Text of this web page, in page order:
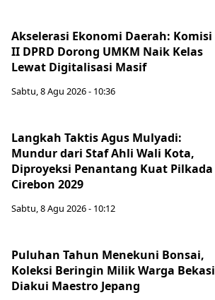
Akselerasi Ekonomi Daerah: Komisi
II DPRD Dorong UMKM Naik Kelas
Lewat Digitalisasi Masif
Sabtu, 8 Agu 2026 - 10:36
Langkah Taktis Agus Mulyadi:
Mundur dari Staf Ahli Wali Kota,
Diproyeksi Penantang Kuat Pilkada
Cirebon 2029
Sabtu, 8 Agu 2026 - 10:12
Puluhan Tahun Menekuni Bonsai,
Koleksi Beringin Milik Warga Bekasi
Diakui Maestro Jepang